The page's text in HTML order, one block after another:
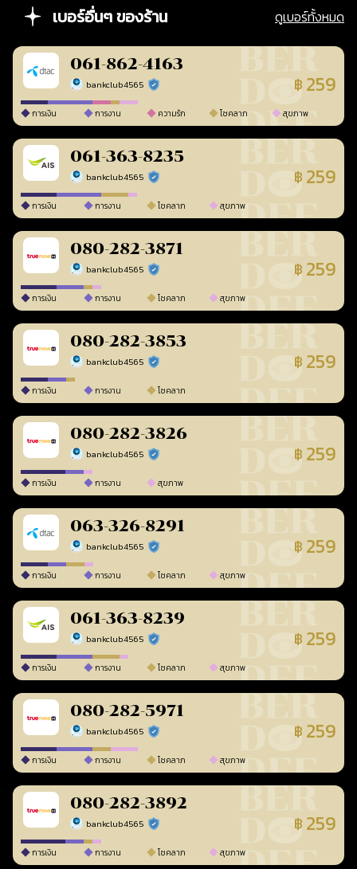
เบอร์อื่นๆ ของร้าน ดูเบอร์ทั้งหมด
061-862-4163
bankclub4565 ร้านยืนยันแล้ว ฿ 259
การเงิน การงาน ความรัก โชคลาภ สุขภาพ
061-363-8235
bankclub4565 ร้านยืนยันแล้ว ฿ 259
การเงิน การงาน โชคลาภ สุขภาพ
080-282-3871
bankclub4565 ร้านยืนยันแล้ว ฿ 259
การเงิน การงาน โชคลาภ สุขภาพ
080-282-3853
bankclub4565 ร้านยืนยันแล้ว ฿ 259
การเงิน การงาน โชคลาภ
080-282-3826
bankclub4565 ร้านยืนยันแล้ว ฿ 259
การเงิน การงาน สุขภาพ
063-326-8291
bankclub4565 ร้านยืนยันแล้ว ฿ 259
การเงิน การงาน โชคลาภ สุขภาพ
061-363-8239
bankclub4565 ร้านยืนยันแล้ว ฿ 259
การเงิน การงาน โชคลาภ สุขภาพ
080-282-5971
bankclub4565 ร้านยืนยันแล้ว ฿ 259
การเงิน การงาน โชคลาภ สุขภาพ
080-282-3892
bankclub4565 ร้านยืนยันแล้ว ฿ 259
การเงิน การงาน โชคลาภ สุขภาพ